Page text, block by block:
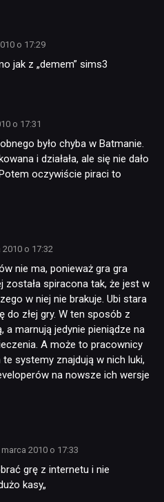
o 17:29
jak z „demem” sims3
o 17:31
było chyba w Batmanie.
i działała, ale się nie dało
oczywiście piraci to
2010 o 17:32
nie ma, ponieważ gra gra
została spiracona tak, że jest w
w niej nie brakuje. Ubi stara
do złej gry. W ten sposób z
a marnują jedynie pieniądze na
A może to pracownicy
systemy znajdują w nich luki,
na nowsze ich wersje
marca 2010 o 17:33
grę z internetu i nie
kasy„